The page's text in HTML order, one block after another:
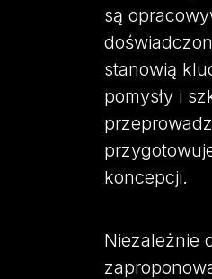
są
stanowią
pomysły i
koncepcji.
Niezależnie